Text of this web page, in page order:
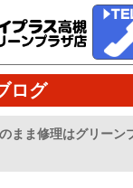
ログ
まま修理はグリーン